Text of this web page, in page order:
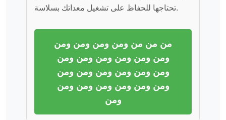
تحتاجها للحفاظ على تشغيل معداتك بسلاسة.
من من من ومن ومن ومن ومن
ومن ومن ومن ومن ومن ومن
ومن ومن ومن ومن ومن ومن
ومن ومن ومن ومن ومن ومن
ومن